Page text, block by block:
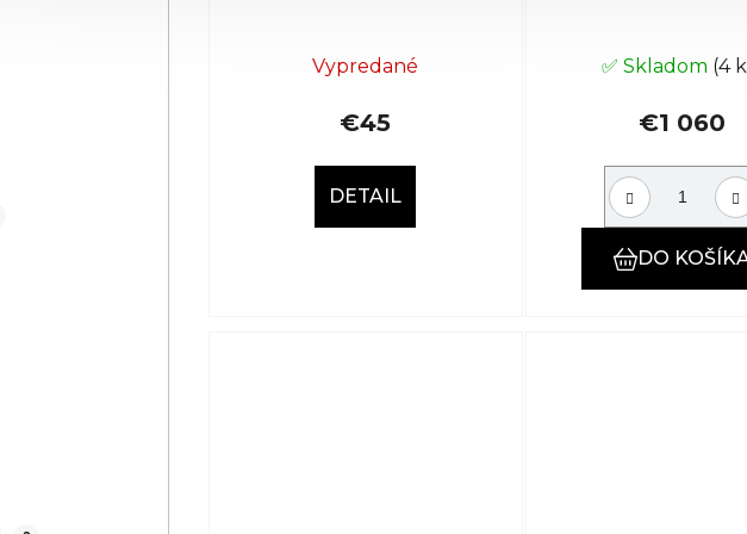
Vypredané
€45
DETAIL
✅ Skladom (4
€1 060
DO